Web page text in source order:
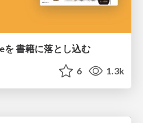
書籍に落とし込む
6 1.3k